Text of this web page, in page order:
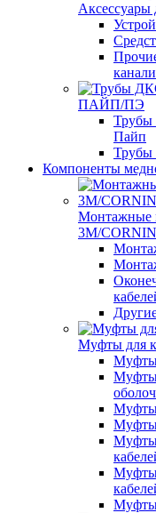
Аксессуары
ПАЙП/ПЭ
Трубы
Пайп
Трубы
Компоненты
Монтажные
3M/
Муфты для
Муфты
Муфты
Муфты
Муфты
Муфты
Муфты